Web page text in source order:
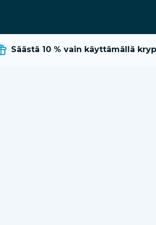
Säästä 10 % vain käyttämällä